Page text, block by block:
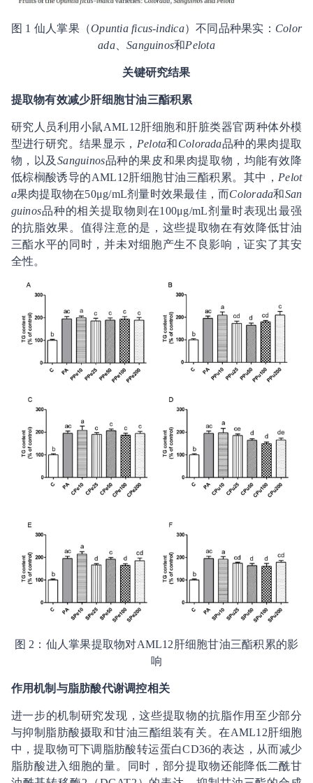
图 1 仙人掌果（Opuntia ficus-indica）不同品种果实： Color
ada、Sanguinos和Pelota
关键研究结果
提取物有效减少肝细胞甘油三酯积累
研究人员利用小鼠AML12肝细胞和肝脏类器官两种体外模
型进行研究。结果显示， Pelota和 Colorada品种的果肉提取
物，以及Sanguinos品种的果皮和果肉提取物，均能有效降
低棕榈酸诱导的AML12肝细胞甘油三酯积累。其中，Pelot
a果肉提取物在50μg/mL剂量时效果最佳，而Colorada和San
guinos品种的相关提取物则在100μg/mL剂量时表现出最强
的抗脂效果。值得注意的是，这些提取物在有效降低甘油
三酯水平的同时，并未对细胞产生不良影响，证实了其安
全性。
图 2：仙人掌果提取物对AML12肝细胞甘油三酯积累的影
响
作用机制与脂肪酸代谢调控相关
进一步的机制研究发现，这些提取物的抗脂作用至少部分
与抑制脂肪酸摄取和甘油三酯组装有关。在AML12肝细胞
中，提取物可下调脂肪酸转运蛋白CD36的表达，从而减少
脂肪酸进入细胞的量。同时，部分提取物还能降低二酰甘